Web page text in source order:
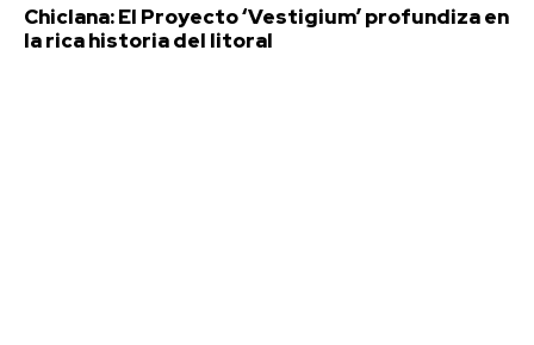
Chiclana: El Proyecto ‘Vestigium’ profundiza en
la rica historia del litoral